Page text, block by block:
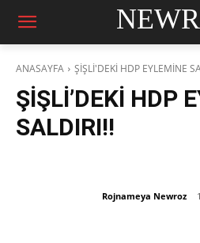
ANASAYFA ŞİŞLİ'DEKİ HDP EYLEMİNE
ŞİŞLİ’DEKİ HDP
SALDIRI!!
Rojnameya Newroz